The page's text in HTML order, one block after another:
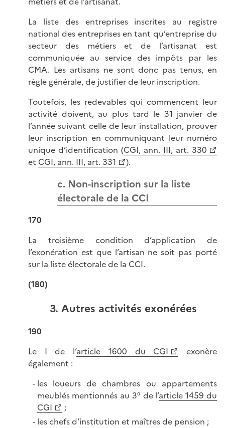
La liste des entreprises inscrites au registre
national des entreprises en tant qu’entreprise du
secteur des métiers et de l’artisanat est
communiquée au service des impôts par les
CMA. Les artisans ne sont donc pas tenus, en
règle générale, de justifier de leur inscription.
Toutefois, les redevables qui commencent leur
activité doivent, au plus tard le 31 janvier de
l’année suivant celle de leur installation, prouver
leur inscription en communiquant leur numéro
unique d’identification (CGI, ann. III, art. 330
et CGI, ann. III, art. 331 ).
c. Non-inscription sur la liste
électorale de la CCI
170
La troisième condition d’application de
l’exonération est que l’artisan ne soit pas porté
sur la liste électorale de la CCI.
(180)
3. Autres activités exonérées
190
Le I de l’article 1600 du CGI
exonère
également :
les loueurs de chambres ou appartements
meublés mentionnés au 3° de l’article 1459 du
CGI
;
les chefs d’institution et maîtres de pension ;